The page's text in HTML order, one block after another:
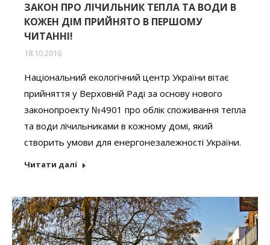
ЗАКОН ПРО ЛІЧИЛЬНИК ТЕПЛА ТА ВОДИ В
КОЖЕН ДІМ ПРИЙНЯТО В ПЕРШОМУ
ЧИТАННІ!
18.10.2016
Національний екологічний центр України вітає
прийняття у Верховній Раді за основу нового
законопроекту №4901 про облік споживання тепла
та води лічильниками в кожному домі, який
створить умови для енергонезалежності України.
Читати далі